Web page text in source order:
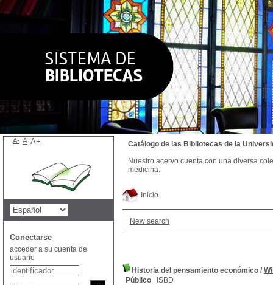
Inicio
New search
Historia del pensamiento económico /
Público
ISBD
Catálogo de las Bibliotecas de la
Nuestro acervo cuenta con una diversa
medicina.
A- A A+
Conectarse
acceder a su cuenta de
usuario